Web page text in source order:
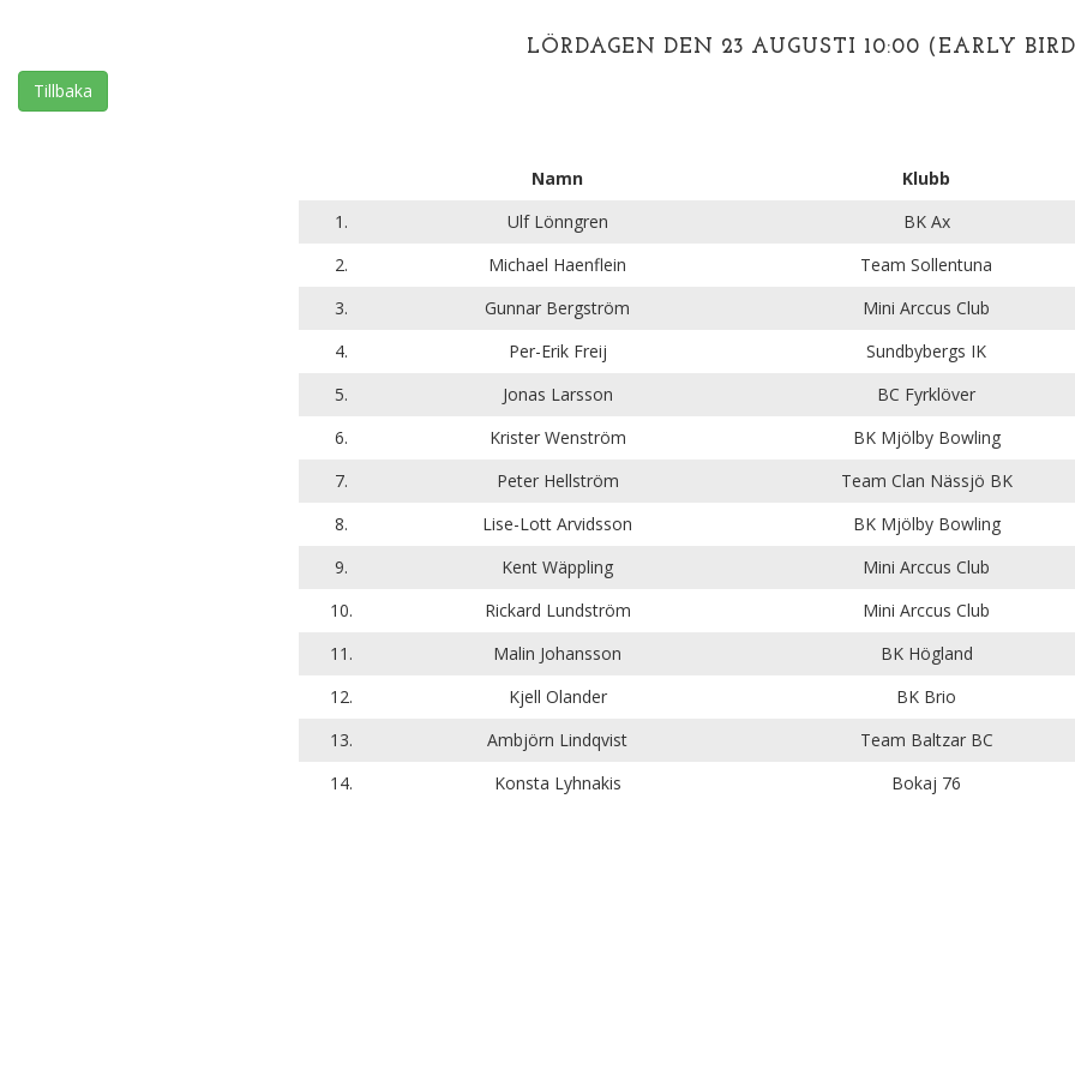
LÖRDAGEN DEN 23 AUGUSTI 10:00 (EARLY
Tillbaka
Namn
Klubb
1.
Ulf Lönngren
BK Ax
2.
Michael Haenflein
Team Sollentuna
3.
Gunnar Bergström
Mini Arccus Club
4.
Per-Erik Freij
Sundbybergs IK
5.
Jonas Larsson
BC Fyrklöver
6.
Krister Wenström
BK Mjölby Bowling
7.
Peter Hellström
Team Clan Nässjö BK
8.
Lise-Lott Arvidsson
BK Mjölby Bowling
9.
Kent Wäppling
Mini Arccus Club
10.
Rickard Lundström
Mini Arccus Club
11.
Malin Johansson
BK Högland
12.
Kjell Olander
BK Brio
13.
Ambjörn Lindqvist
Team Baltzar BC
14.
Konsta Lyhnakis Bokaj 76